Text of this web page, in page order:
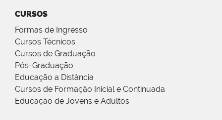
CURSOS
Formas de Ingresso
Cursos Técnicos
Cursos de Graduação
Pós-Graduação
Educação a Distância
Cursos de Formação Inicial e Continuada
Educação de Jovens e Adultos